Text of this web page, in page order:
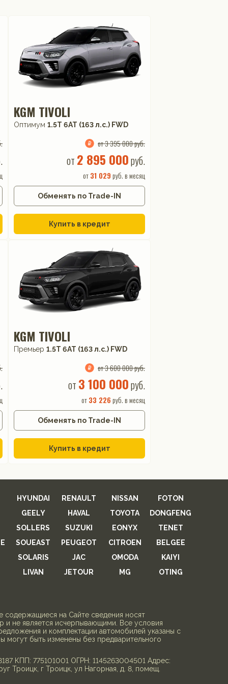
KGM TIVOLI
Оптимум 1.5T 6AT (163 л.с.) FWD
от 3 395 000 руб.
от 2 895 000руб.
от31 029 руб. в месяц
Обменять по Trade-IN
Купить в кредит
KGM TIVOLI
Премьер 1.5T 6AT (163 л.с.) FWD
от 3 600 000 руб.
от 3 100 000руб.
от33 226 руб. в месяц
Обменять по Trade-IN
Купить в кредит
HYUNDAI RENAULT NISSAN
FOTON
GEELY
HAVAL TOYOTA
DONGFENG
SOLLERS
SUZUKI EONYX
TENET
SOUEAST PEUGEOT CITROEN
BELGEE
SOLARIS
JAC OMODA
KAIYI
LIVAN
JETOUR MG OTING
содержащиеся на Сайте сведения носят
и не является исчерпывающими. Все условия
и комплектации автомобилей указаны с
могут быть изменены без предварительного
КПП: 775101001 ОГРН: 1145263004501 Адрес:
Троицк, г Троицк, ул Нагорная, д. 8, помещ.